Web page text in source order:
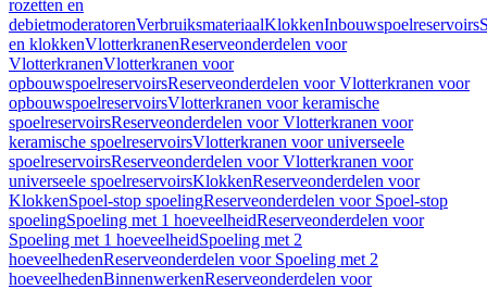
rozetten en
debietmoderatorenVerbruiksmateriaalKlokkenInbouwspoelreservoirs
en klokkenVlotterkranenReserveonderdelen voor
VlotterkranenVlotterkranen voor
opbouwspoelreservoirsReserveonderdelen voor Vlotterkranen voor
opbouwspoelreservoirsVlotterkranen voor keramische
spoelreservoirsReserveonderdelen voor Vlotterkranen voor
keramische spoelreservoirsVlotterkranen voor universeele
spoelreservoirsReserveonderdelen voor Vlotterkranen voor
universeele spoelreservoirsKlokkenReserveonderdelen voor
KlokkenSpoel-stop spoelingReserveonderdelen voor Spoel-stop
spoelingSpoeling met 1 hoeveelheidReserveonderdelen voor
Spoeling met 1 hoeveelheidSpoeling met 2
hoeveelhedenReserveonderdelen voor Spoeling met 2
hoeveelhedenBinnenwerkenReserveonderdelen voor